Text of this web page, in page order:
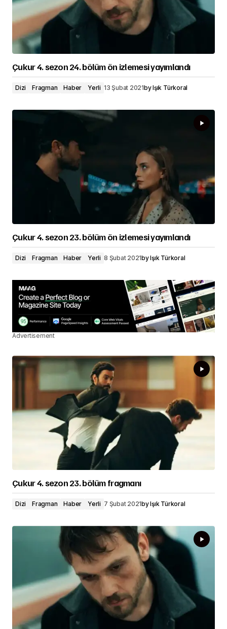
Çukur 4. sezon 24. bölüm ön izlemesi yayımlandı
Dizi Fragman Haber Yerli 13 Şubat 2021byIşık Türkoral
Çukur 4. sezon 23. bölüm ön izlemesi yayımlandı
Dizi Fragman Haber Yerli 8 Şubat 2021byIşık Türkoral
Advertisement
Çukur 4. sezon 23. bölüm fragmanı
Dizi Fragman Haber Yerli 7 Şubat 2021byIşık Türkoral